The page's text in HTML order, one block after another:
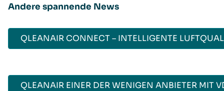
Andere spannende News
QLEANAIR CONNECT – INTELLIGENTE
QLEANAIR EINER DER WENIGEN ANBIETER MIT